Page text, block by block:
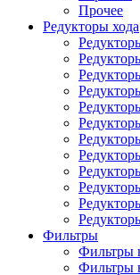
Прочее
Редукторы хода
Фильтры
Фильтры
Фильтры